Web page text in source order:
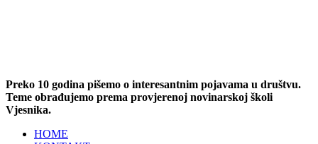
Preko 10 godina pišemo o interesantnim pojavama u društvu.
Teme obrađujemo prema provjerenoj novinarskoj školi
Vjesnika.
HOME